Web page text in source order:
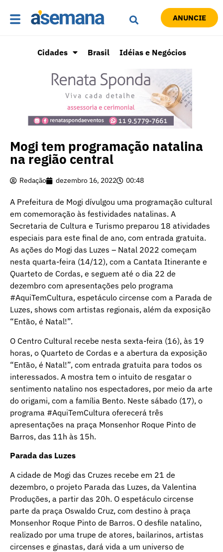
ANUNCIE
Cidades Brasil Idéias e Negócios
Mogi tem programação natalina
na região central
Redação dezembro 16, 2022 00:48
A Prefeitura de Mogi dívulgou uma programação cultural
em comemoração às festividades natalinas. A
Secretaria de Cultura e Turismo preparou 18 atividades
especiais para este final de ano, com entrada gratuita.
As ações do Mogi das Luzes – Natal 2022 começam
nesta quarta-feira (14/12), com a Cantata Itinerante e
Quarteto de Cordas, e seguem até o dia 22 de
dezembro com apresentações pelo programa
#AquiTemCultura, espetáculo circense com a Parada de
Luzes, shows com artistas regionais, além da exposição
“Então, é Natal!”.
O Centro Cultural recebe nesta sexta-feira (16), às 19
horas, o Quarteto de Cordas e a abertura da exposição
“Então, é Natal!”, com entrada gratuita para todos os
interessados. A mostra tem o intuito de resgatar o
sentimento natalino nos espectadores, por meio da arte
do origami, com a família Bento. Neste sábado (17), o
programa #AquiTemCultura oferecerá três
apresentações na praça Monsenhor Roque Pinto de
Barros, das 11h às 15h.
Parada das Luzes
A cidade de Mogi das Cruzes recebe em 21 de
dezembro, o projeto Parada das Luzes, da Valentina
Produções, a partir das 20h. O espetáculo circense
parte da praça Oswaldo Cruz, com destino à praça
Monsenhor Roque Pinto de Barros. O desfile natalino,
realizado por uma trupe de atores, bailarinos, artistas
circenses e ginastas, dará vida a um universo de